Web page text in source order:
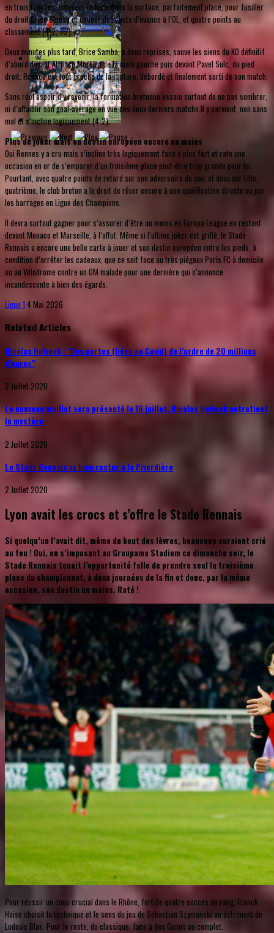
en trois touches, trouvent Endrick dans la surface, parfaitement placé, pour fusiller
du droit Brice Samba et donner deux buts d’avance à l’OL, et quatre points au
classement (4-2, 76').
Deux minutes plus tard, Brice Samba, à deux reprises, sauve les siens du KO définitif
d’abord devant Alfonso Moreira de la main gauche puis devant Pavel Sulc, du pied
droit. Rennes est tout proche de la rupture, débordé et finalement sorti de son match.
Sans réel espoir d’y revenir, la formation bretonne essaie surtout de ne pas sombrer,
ni d’affaiblir son goal-average en vue des deux derniers matchs.Il y parvient, non sans
mal et s’incline logiquement (4-2).
Plus de joker mais en destin européen encore en mains
Oui Rennes y a cru mais s’incline très logiquement face à plus fort et rate une
occasion en or de s’emparer d’un troisième place peut-être trop grande pour lui.
Pourtant, avec quatre points de retard sur son adversaire du soir et deux sur Lille,
quatrième, le club breton a le droit de rêver encore à une qualification directe ou par
les barrages en Ligue des Champions.
Il devra surtout gagner pour s’assurer d’être au moins en Europa League en restant
devant Monaco et Marseille, à l’affut. Même si l’ultime joker est grillé, le Stade
Rennais a encore une belle carte à jouer et son destin européen entre les pieds, à
condition d’arrêter les cadeaux, que ce soit face au très piégeux Paris FC à domicile
ou au Vélodrome contre un OM malade pour une dernière qui s’annonce
incandescente à bien des égards.
Ligue 1 4 Mai 2026
Related Articles
Nicolas Holveck : "Des pertes (liées au Covid) de l’ordre de 20 millions
d’euros"
2 Juillet 2020
Le nouveau maillot sera présenté le 16 juillet, Nicolas Holveck entretient
le mystère
2 Juillet 2020
Le Stade Rennais va bien rester à la Piverdière
2 Juillet 2020
Lyon avait les crocs et s’offre le Stade Rennais
Si quelqu’un l’avait dit, même du bout des lèvres, beaucoup auraient crié
au fou ! Oui, en s’imposant au Groupama Stadium ce dimanche soir, le
Stade Rennais tenait l’opportunité folle de prendre seul la troisième
place du championnat, à deux journées de la fin et donc, par la même
occasion, son destin en mains. Raté !
Pour réussir un coup crucial dans le Rhône, fort de quatre succès de rang, Franck
Haise choisit la technique et le sens du jeu de Sebastian Szymanski au détriment de
Ludovic Blas. Pour le reste, du classique, face à des Gones au complet.